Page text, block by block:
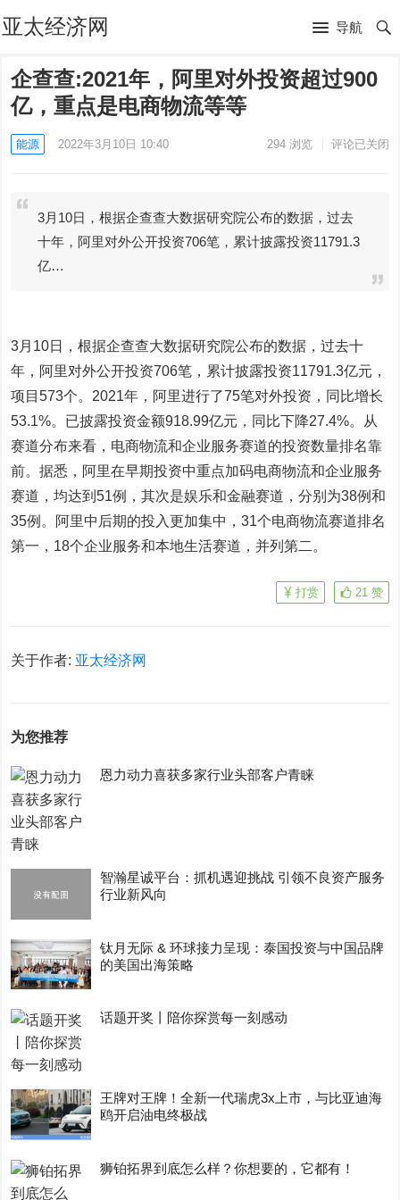
亚太经济网 导航
企查查:2021年，阿里对外投资超过900
亿，重点是电商物流等等
能源 2022年3月10日 10:40 294浏览 评论已关闭
3月10日，根据企查查大数据研究院公布的数据，过去
十年，阿里对外公开投资706笔，累计披露投资11791.3
亿…
3月10日，根据企查查大数据研究院公布的数据，过去十
年，阿里对外公开投资706笔，累计披露投资11791.3亿元，
项目573个。2021年，阿里进行了75笔对外投资，同比增长
53.1%。已披露投资金额918.99亿元，同比下降27.4%。从
赛道分布来看，电商物流和企业服务赛道的投资数量排名靠
前。据悉，阿里在早期投资中重点加码电商物流和企业服务
赛道，均达到51例，其次是娱乐和金融赛道，分别为38例和
35例。阿里中后期的投入更加集中，31个电商物流赛道排名
第一，18个企业服务和本地生活赛道，并列第二。
21 赞
打赏
关于作者: 亚太经济网
为您推荐
恩力动力喜获多家行业头部客户青睐
智瀚星诚平台：抓机遇迎挑战 引领不良资产服务
行业新风向
钛月无际 & 环球接力呈现：泰国投资与中国品牌
的美国出海策略
话题开奖丨陪你探赏每一刻感动
王牌对王牌！全新一代瑞虎3x上市，与比亚迪海
鸥开启油电终极战
狮铂拓界到底怎么样？你想要的，它都有！